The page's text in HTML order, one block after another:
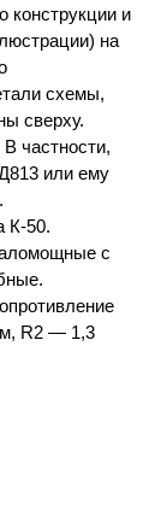
конструкции и
на
схемы,
сверху.
частности,
или ему
К-50.
с
R2 — 1,3